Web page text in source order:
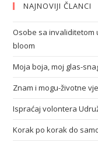
NAJNOVIJI ČLANCI
Osobe sa invaliditetom
bloom
Moja boja, moj glas-
Znam i mogu-životne
Ispraćaj volontera
Korak po korak do